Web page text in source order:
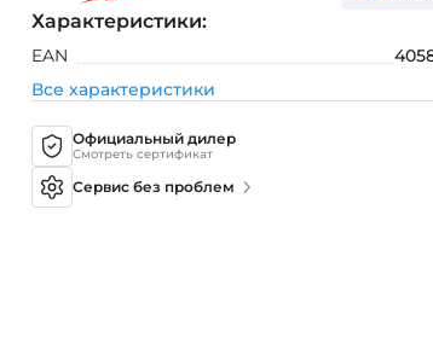
Характеристики:
EAN
Все характеристики
Официальный дилер
Смотреть сертификат
Сервис без проблем